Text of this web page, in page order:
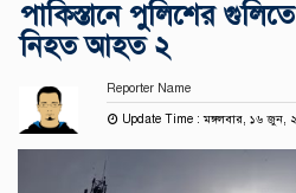
পাকিস্তানে পুলিশের
নিহত আহত ২
Reporter Name
Update Time : মঙ্গলবার, ১৬ জুন,